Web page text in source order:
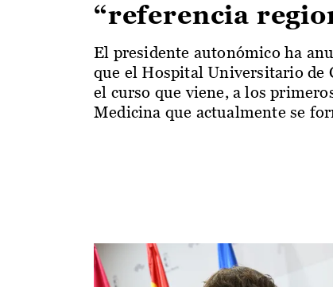
“referencia
El presidente autonómico ha
que el Hospital Universitario de
el curso que viene, a los
Medicina que actualmente se